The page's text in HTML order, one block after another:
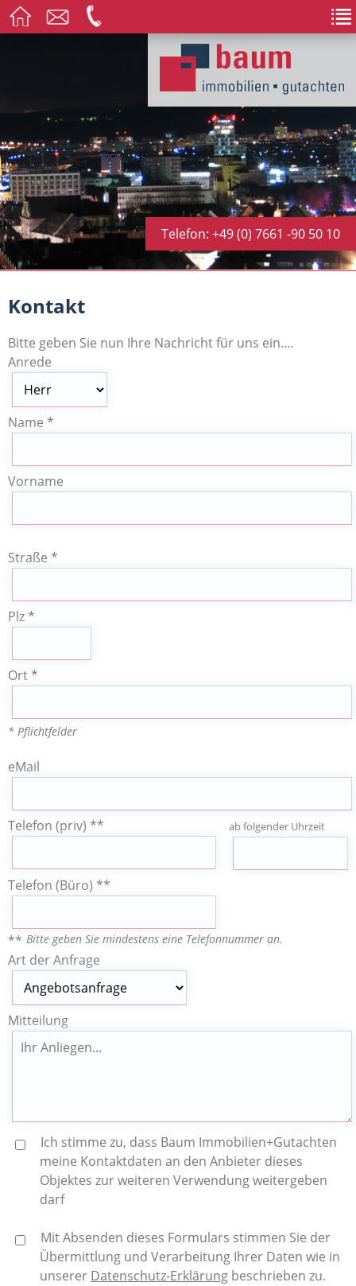
Telefon: +49 (0) 7661 -90 50 10
Kontakt
Bitte geben Sie nun Ihre Nachricht für uns ein....
Anrede
Name *
Vorname
Straße *
Plz *
Ort *
* Pflichtfelder
eMail
Telefon (priv) ** ab folgender Uhrzeit
Telefon (Büro) **
** Bitte geben Sie mindestens eine Telefonnummer an.
Art der Anfrage
Mitteilung
Ich stimme zu, dass Baum Immobilien+Gutachten
meine Kontaktdaten an den Anbieter dieses
Objektes zur weiteren Verwendung weitergeben
darf
Mit Absenden dieses Formulars stimmen Sie der
Übermittlung und Verarbeitung Ihrer Daten wie in
unserer Datenschutz-Erklärung beschrieben zu.